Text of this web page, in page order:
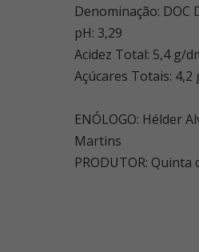
Denominação: DOC
pH: 3,29
Acidez Total: 5,4 g/
Açúcares Totais: 4,2
ENÓLOGO: Hélder
Martins
PRODUTOR: